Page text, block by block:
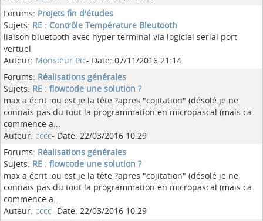
Forums: Projets fin d'études
Sujets: RE : Contrôle Température Bleutooth
liaison bluetooth avec hyper terminal via logiciel serial port
vertuel
Auteur: Monsieur Pic- Date: 07/11/2016 21:14
Forums: Réalisations générales
Sujets: RE : flowcode une solution ?
max a écrit :ou est je la tête ?apres "cojitation" (désolé je ne
connais pas du tout la programmation en micropascal (mais ca
commence a...
Auteur: cccc- Date: 22/03/2016 10:29
Forums: Réalisations générales
Sujets: RE : flowcode une solution ?
max a écrit :ou est je la tête ?apres "cojitation" (désolé je ne
connais pas du tout la programmation en micropascal (mais ca
commence a...
Auteur: cccc- Date: 22/03/2016 10:29